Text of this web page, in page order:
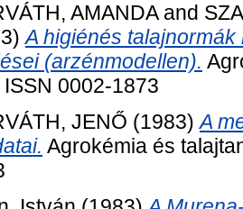
AMANDAand
A higiénés
(arzénmodellen).
ISSN 0002-1873
JENŐ (1983)A
Agrokémia és